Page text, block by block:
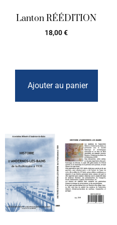
Lanton RÉÉDITION
18,00€
Ajouter au panier